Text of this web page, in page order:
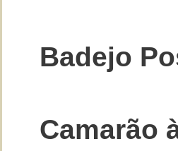
Badejo
Camarão